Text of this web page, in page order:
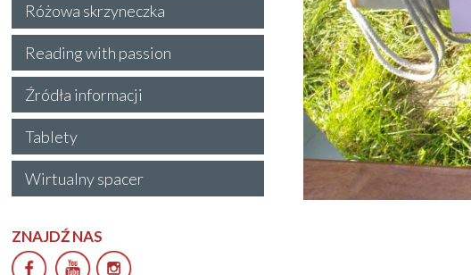
Różowa skrzyneczka
Reading with passion
Źródła informacji
Tablety
Wirtualny spacer
ZNAJDŹ NAS